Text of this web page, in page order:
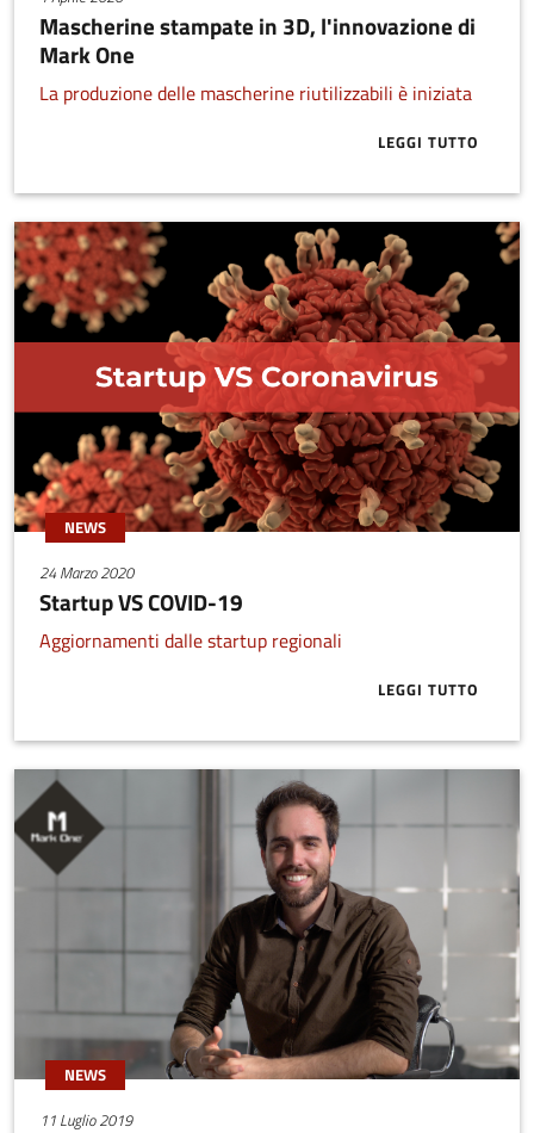
Mascherine stampate in 3D, l'innovazione di
Mark One
La produzione delle mascherine riutilizzabili è iniziata
LEGGI TUTTO
ABOUT
NEWS
24 Marzo 2020
Startup VS COVID-19
Aggiornamenti dalle startup regionali
LEGGI TUTTO
ABOUT
NEWS
11 Luglio 2019